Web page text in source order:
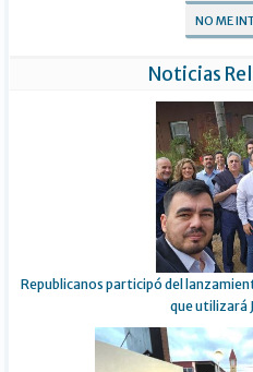
NO ME
Noticias
Republicanos participó del
que utilizará